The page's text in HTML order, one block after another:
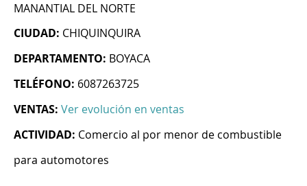
MANANTIAL DEL NORTE
CIUDAD: CHIQUINQUIRA
DEPARTAMENTO: BOYACA
TELÉFONO: 6087263725
VENTAS: Ver evolución en ventas
ACTIVIDAD: Comercio al por menor de combustible
para automotores